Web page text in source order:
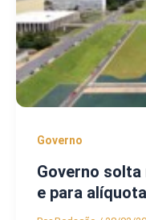
Governo
Governo solta
e para